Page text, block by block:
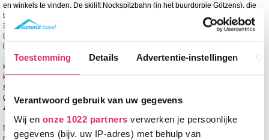
Toestemming Details Advertentie-instellingen
Verantwoord gebruik van uw gegevens
Wij en onze 1022 partners verwerken je persoonlijke
gegevens (bijv. uw IP-adres) met behulp van
en winkels te vinden. De skilift Nockspitzbahn (in het buurdorpje Götzens), die
toegang geeft tot het skigebied Götzens-Mutters, is op ca. 2 km te vinden. Op ca.
300 meter van het pension kun je de gratis skibus naar die skilift nemen.
Langlaufers kunnen hier ook hun geluk op, want op ca. 1 km is de eerste
Het sportpension bestaat uit 29 kamers en heeft een receptie met lounge,
kluisjes, een restaurant, enkele Stubes, een speelkamer, gratis Wi-Fi, een
skiberging en gratis parkeerplaatsen. Voor de ontspanning en het plezier kun je
gebruik maken van de wellnessruimte met een sauna, stoombad en overdekt
zwembad (ca. 36 m2).
De nette kamers van Sportpension Singer zijn alle voorzien van een tv, douche
met toilet. Sommige kamers hebben een balkon. Summit Travel biedt